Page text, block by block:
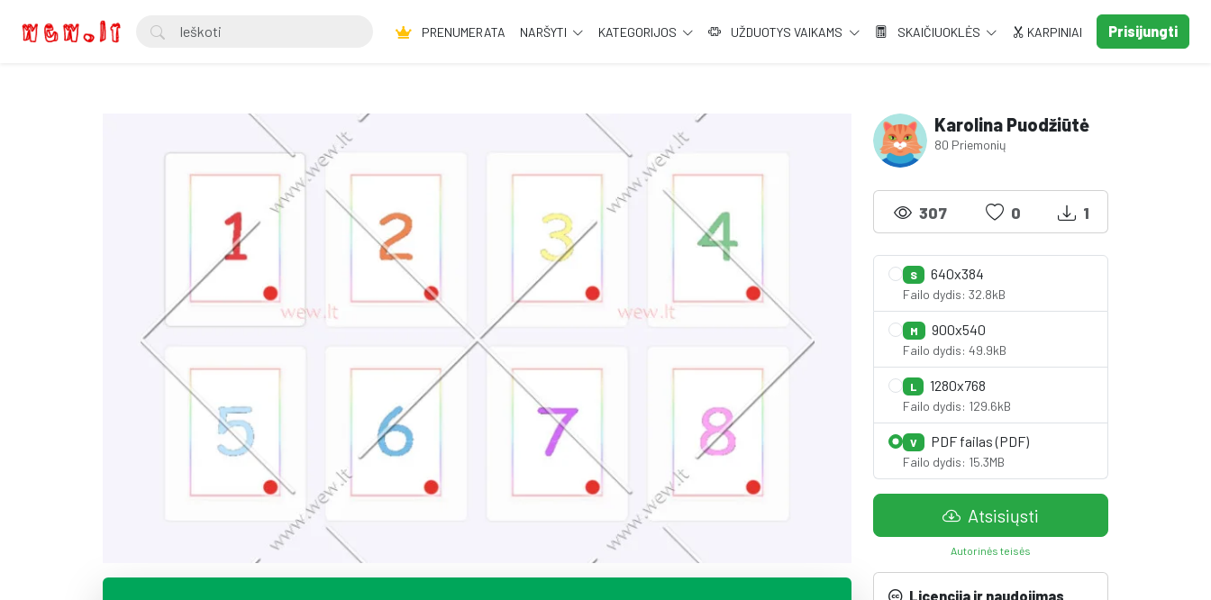
PRENUMERATA NARŠYTI KATEGORIJOS UŽDUOTYS VAIKAMS SKAIČIUOKLĖS KARPINIAI Prisijungti
Karolina Puodžiūtė
80 Priemonių
307 0 1
S 640x384
Failo dydis: 32.8kB
M 900x540
Failo dydis: 49.9kB
L 1280x768
Failo dydis: 129.6kB
V PDF failas (PDF)
Failo dydis: 15.3MB
Atsisiųsti
Autorinės teisės
Licencija ir naudojimas